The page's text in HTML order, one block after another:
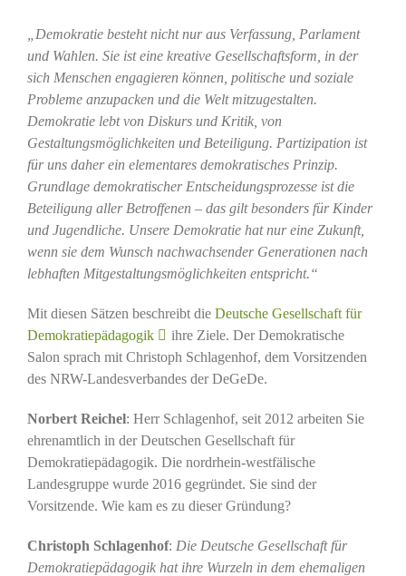
„Demokratie besteht nicht nur aus Verfassung, Parlament
und Wahlen. Sie ist eine kreative Gesellschaftsform, in der
sich Menschen engagieren können, politische und soziale
Probleme anzupacken und die Welt mitzugestalten.
Demokratie lebt von Diskurs und Kritik, von
Gestaltungsmöglichkeiten und Beteiligung. Partizipation ist
für uns daher ein elementares demokratisches Prinzip.
Grundlage demokratischer Entscheidungsprozesse ist die
Beteiligung aller Betroffenen – das gilt besonders für Kinder
und Jugendliche. Unsere Demokratie hat nur eine Zukunft,
wenn sie dem Wunsch nachwachsender Generationen nach
lebhaften Mitgestaltungsmöglichkeiten entspricht.“
Mit diesen Sätzen beschreibt die Deutsche Gesellschaft für
Demokratiepädagogik
ihre Ziele. Der Demokratische
Salon sprach mit Christoph Schlagenhof, dem Vorsitzenden
des NRW-Landesverbandes der DeGeDe.
Norbert Reichel: Herr Schlagenhof, seit 2012 arbeiten Sie
ehrenamtlich in der Deutschen Gesellschaft für
Demokratiepädagogik. Die nordrhein-westfälische
Landesgruppe wurde 2016 gegründet. Sie sind der
Vorsitzende. Wie kam es zu dieser Gründung?
Christoph Schlagenhof: Die Deutsche Gesellschaft für
Demokratiepädagogik hat ihre Wurzeln in dem ehemaligen